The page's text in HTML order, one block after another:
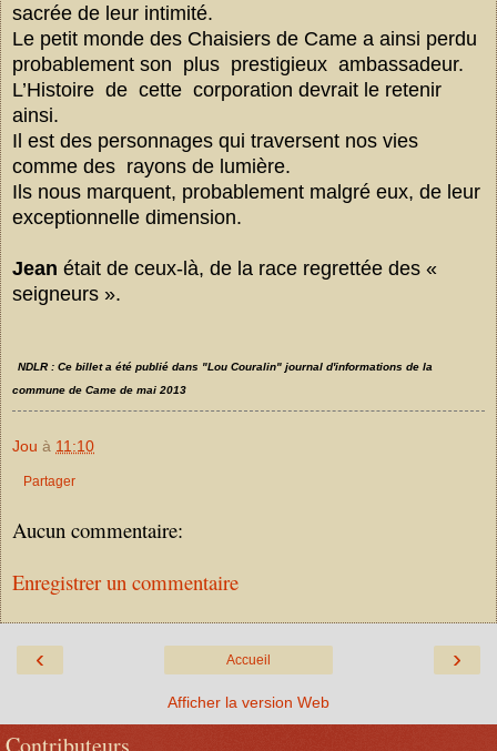
sacrée de leur intimité.
Le petit monde des Chaisiers de Came a ainsi perdu
probablement son plus prestigieux ambassadeur.
L’Histoire de cette corporation devrait le retenir
ainsi.
Il est des personnages qui traversent nos vies
comme des rayons de lumière.
Ils nous marquent, probablement malgré eux, de leur
exceptionnelle dimension.
Jean était de ceux-là, de la race regrettée des «
seigneurs ».
NDLR : Ce billeta été publié dans "Lou Couralin" journal d'informations de la
commune de Came de mai 2013
Jou à 11:10
Partager
Aucun commentaire:
Enregistrer un commentaire
‹ ›
Accueil
Afficher la version Web